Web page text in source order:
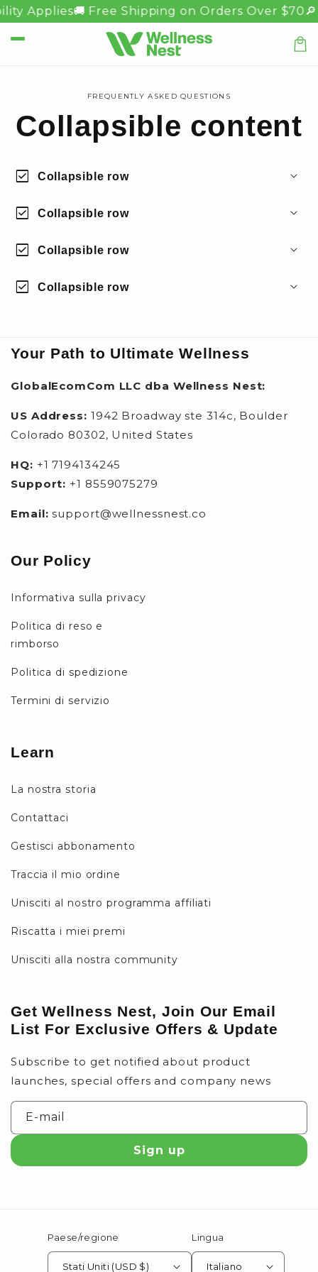
Salta al
contenuto
Applies🚚 Free Shipping on Orders Over $70
FREQUENTLY ASKED QUESTIONS
Collapsible content
check_box Collapsible row
check_box Collapsible row
check_box Collapsible row
check_box Collapsible row
Your Path to Ultimate Wellness
GlobalEcomCom LLC dba Wellness Nest:
US Address: 1942 Broadway ste 314c, Boulder
Colorado 80302, United States
HQ: +1 7194134245
Support: +1 8559075279
Email:support@wellnessnest.co
Our Policy
Informativa sulla privacy
Politica di reso e
rimborso
Politica di spedizione
Termini di servizio
Learn
La nostra storia
Contattaci
Gestisci abbonamento
Traccia il mio ordine
Unisciti al nostro programma affiliati
Riscatta i miei premi
Unisciti alla nostra community
Get Wellness Nest, Join Our Email
List For Exclusive Offers & Update
Subscribe to get notified about product
launches, special offers and company news
E-mail
Sign up
Paese/regione
Stati Uniti (USD $)
Lingua
Italiano